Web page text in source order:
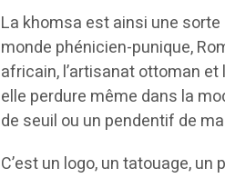
La khomsa est ainsi une
monde phénicien-punique,
africain, l’artisanat ottoman
elle perdure même dans la
de seuil ou un pendentif de
C’est un logo, un tatouage,